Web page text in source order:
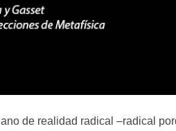
de realidad radical –radical